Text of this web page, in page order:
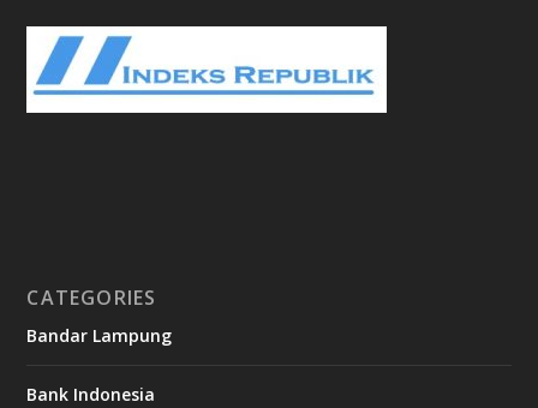
CATEGORIES
Bandar Lampung
Bank Indonesia